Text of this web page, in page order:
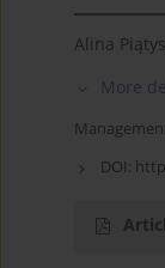
Alina
More
DOI: